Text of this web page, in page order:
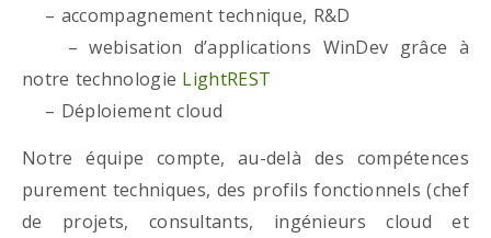
– accompagnement technique, R&D
– webisation d’applications WinDev grâce à
notre technologie LightREST
– Déploiement cloud
Notre équipe compte, au-delà des compétences
purement techniques, des profils fonctionnels (chef
de projets, consultants, ingénieurs cloud et